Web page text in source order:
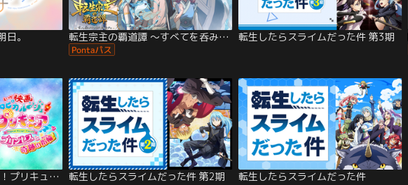
。 転生宗主の覇道譚 ～すべてを呑み込む… 転生したらスライムだった件 第3期
映画 トロピカル～ジュ！プリキュア 雪のプリンセスと奇跡の指輪！ 転生したらスライムだった件 第2期 転生したらスライムだった件